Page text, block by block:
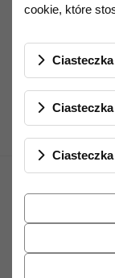
cookie, które